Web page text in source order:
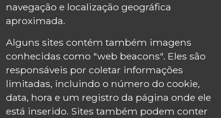
navegação e localização geográfica
aproximada.
Alguns sites contém também imagens
conhecidas como "web beacons". Eles são
responsáveis por coletar informações
limitadas, incluindo o número do cookie,
data, hora e um registro da página onde ele
está inserido. Sites também podem conter